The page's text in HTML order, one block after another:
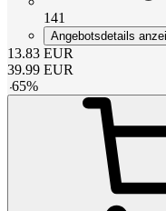
141
Angebotsdetails
13.83 EUR
39.99 EUR
-65%